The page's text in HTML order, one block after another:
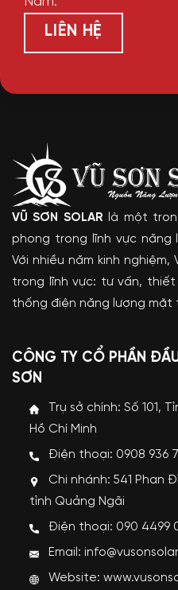
LIÊN HỆ
VŨ SƠN SOLAR là một
phong trong lĩnh vực năng
Với nhiều năm kinh nghiệm,
trong lĩnh vực: tư vấn,
thống điện năng lượng mặt
CÔNG TY CỔ PHẦN
SƠN
Trụ sở chính: Số 101,
Hồ Chí Minh
Điện thoại: 0908 936
Chi nhánh: 541 Phan
tỉnh Quảng Ngãi
Điện thoại: 090 4499
Email:
Website: